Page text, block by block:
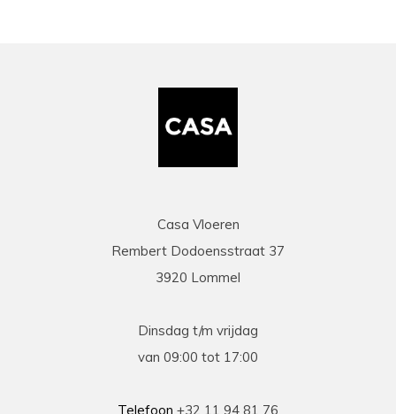
Casa Vloeren
Rembert Dodoensstraat 37
3920 Lommel
Dinsdag t/m vrijdag
van 09:00 tot 17:00
Telefoon +32 11 94 81 76